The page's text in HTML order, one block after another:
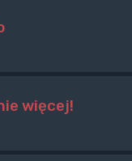
więcej!